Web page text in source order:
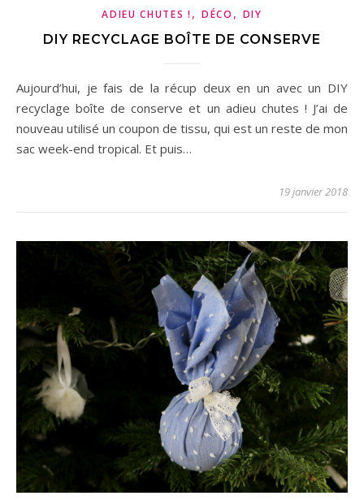
ADIEU CHUTES !, DÉCO , DIY
DIY RECYCLAGE BOÎTE DE CONSERVE
Aujourd’hui, je fais de la récup deux en un avec un DIY
recyclage boîte de conserve et un adieu chutes ! J’ai de
nouveau utilisé un coupon de tissu, qui est un reste de mon
sac week-end tropical. Et puis…
19 janvier 2018